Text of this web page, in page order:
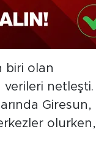
biri olan
verileri netleşti.
Giresun,
olurken,